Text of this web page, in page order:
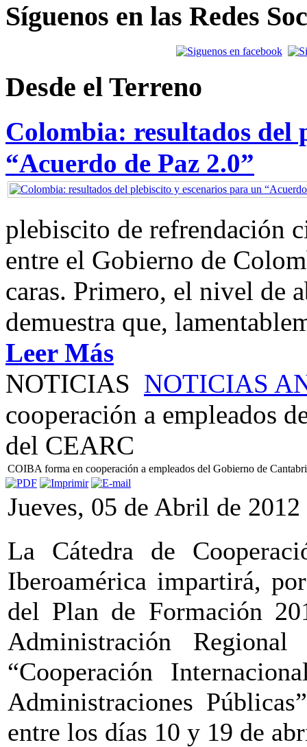
Síguenos en las Redes
Desde el Terreno
Colombia: resultados del
“Acuerdo de Paz 2.0”
plebiscito de refrendación
entre el Gobierno de
caras. Primero, el nivel de
demuestra que,
Leer Más
NOTICIAS NOTICIAS
cooperación a empleados
del CEARC
COIBA forma en cooperación a empleados del Gobierno de
Jueves, 05 de Abril de 2012
La Cátedra de
Iberoamérica impartirá,
del Plan de Formación
Administración
“Cooperación
Administraciones
entre los días 10 y 19 de